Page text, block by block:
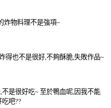
炸物料理不是強項~
得也不是很好 不夠酥脆 失敗作品~
不是很好吃~ 至於鴨血呢 因我不能
吃吧??